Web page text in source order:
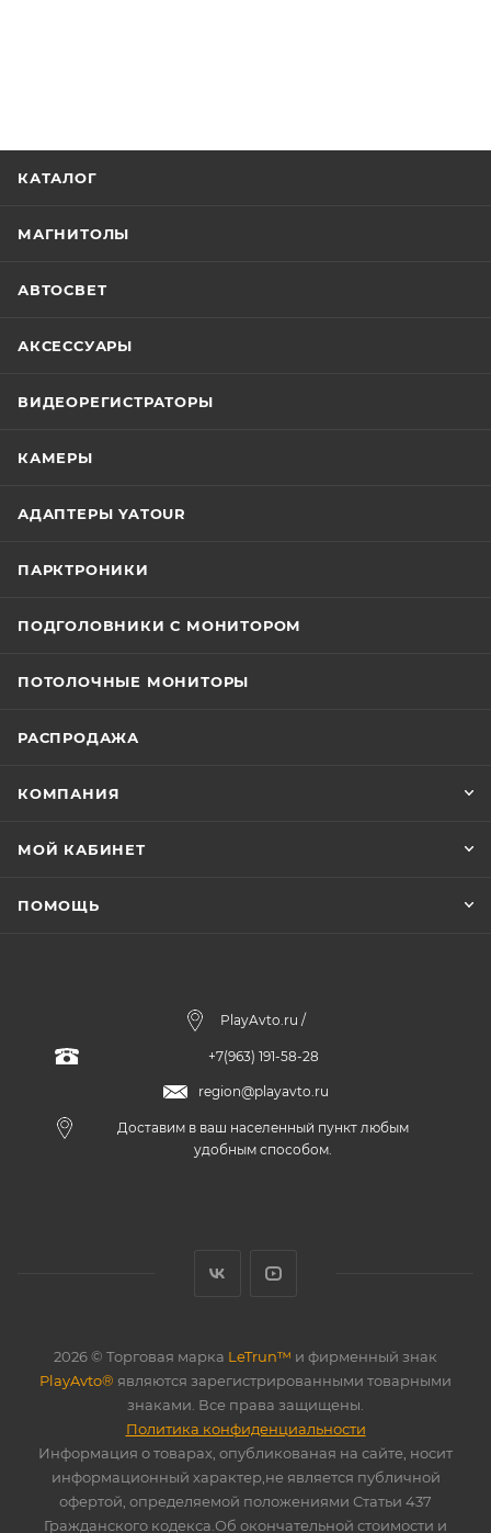
КАТАЛОГ
МАГНИТОЛЫ
АВТОСВЕТ
АКСЕССУАРЫ
ВИДЕОРЕГИСТРАТОРЫ
КАМЕРЫ
АДАПТЕРЫ YATOUR
ПАРКТРОНИКИ
ПОДГОЛОВНИКИ С МОНИТОРОМ
ПОТОЛОЧНЫЕ МОНИТОРЫ
РАСПРОДАЖА
КОМПАНИЯ
МОЙ КАБИНЕТ
ПОМОЩЬ
PlayAvto.ru /
+7(963) 191-58-28
region@playavto.ru
Доставим в ваш населенный пункт любым
удобным способом.
2026 © Торговая марка LeTrun™ и фирменный знак
PlayAvto® являются зарегистрированными товарными
знаками. Все права защищены.
Политика конфиденциальности
Информация о товарах, опубликованая на сайте, носит
информационный характер,не является публичной
офертой, определяемой положениями Статьи 437
Гражданского кодекса.Об окончательной стоимости и